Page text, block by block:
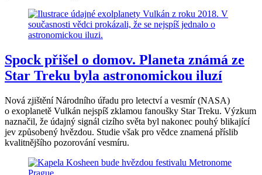
Spock přišel o domov. Planeta známá ze
Star Treku byla astronomickou iluzí
Nová zjištění Národního úřadu pro letectví a vesmír (NASA)
o exoplanetě Vulkán nejspíš zklamou fanoušky Star Treku. Výzkum
naznačil, že údajný signál cizího světa byl nakonec pouhý blikající
jev způsobený hvězdou. Studie však pro vědce znamená příslib
kvalitnějšího pozorování vesmíru.